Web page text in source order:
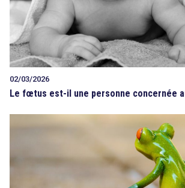
02/03/2026
Le fœtus est-il une personne concernée